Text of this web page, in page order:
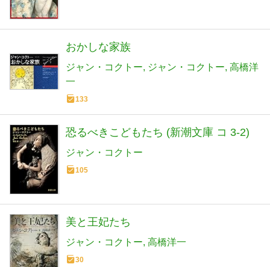
おかしな家族
ジャン・コクトー ジャン・コクトー 高橋洋
一
133
恐るべきこどもたち (新潮文庫 コ 3-2)
ジャン・コクトー
105
美と王妃たち
ジャン・コクトー 高橋洋一
30